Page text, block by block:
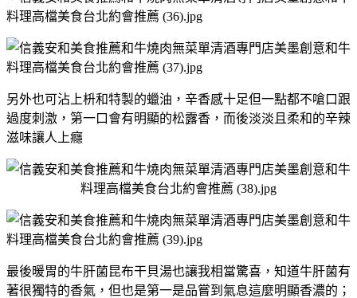
另外也可沾上枡和特製的蠟油，辛香感十足但一點都不嗆口跟
過度刺激，第一口會有明顯的松露香，而後淡淡且柔和的辛辣
滋味讓人上癮
最後暖胃的牛肝菌昆布干貝湯也讓我相當驚喜，知道牛肝菌有
著很獨特的香氣，但也是第一是品嘗到氣息這麼明顯香濃的；